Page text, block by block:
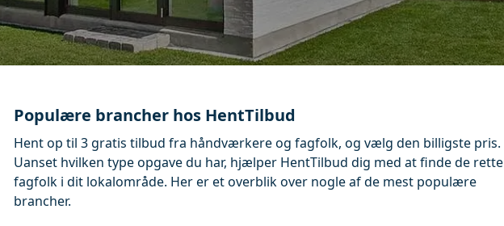
Populære brancher hos HentTilbud
Hent op til 3 gratis tilbud fra håndværkere og fagfolk, og vælg den billigste pris.
Uanset hvilken type opgave du har, hjælper HentTilbud dig med at finde de rette
fagfolk i dit lokalområde. Her er et overblik over nogle af de mest populære
brancher.